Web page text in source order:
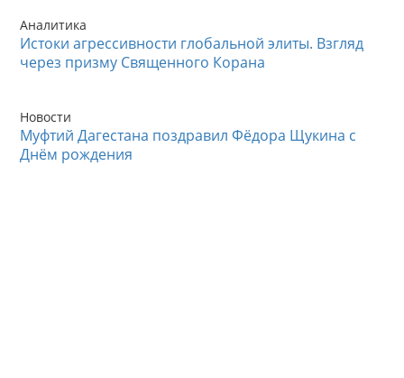
Аналитика
Истоки агрессивности глобальной элиты. Взгляд
через призму Священного Корана
Новости
Муфтий Дагестана поздравил Фёдора Щукина с
Днём рождения